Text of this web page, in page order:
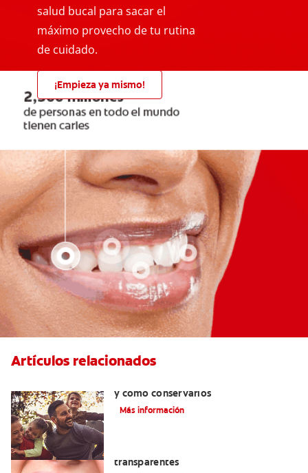
salud bucal para sacar el
máximo provecho de tu rutina
de cuidado.
¡Empieza ya mismo!
Artículos relacionados
y cómo conservarlos
Más información
transparentes